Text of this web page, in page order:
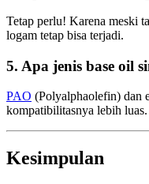
Tetap perlu! Karena meski
logam tetap bisa terjadi.
5. Apa jenis base oil
PAO (Polyalphaolefin) dan
kompatibilitasnya lebih luas.
Kesimpulan